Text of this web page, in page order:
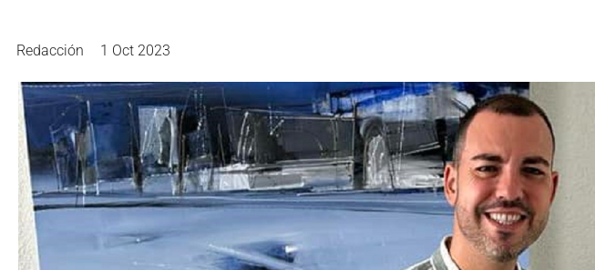
Redacción 1 Oct 2023